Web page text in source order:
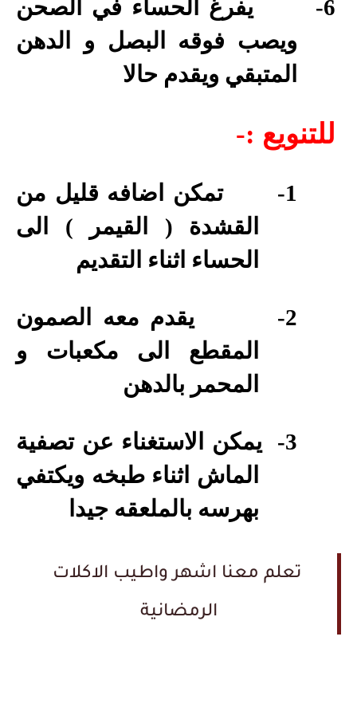
6-
يفرغ الحساء في الصحن
ويصب فوقه البصل و الدهن
المتبقي ويقدم حالا
للتنويع :-
1-
تمكن اضافه قليل من
القشدة ( القيمر ) الى
الحساء اثناء التقديم
2-
يقدم معه الصمون
المقطع الى مكعبات و
المحمر بالدهن
3-
يمكن الاستغناء عن تصفية
الماش اثناء طبخه ويكتفي
بهرسه بالملعقه جيدا
تعلم معنا اشهر واطيب الاكلات
الرمضانية